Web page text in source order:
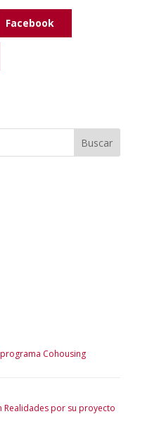
Facebook
Cohousing
Realidades por su proyecto